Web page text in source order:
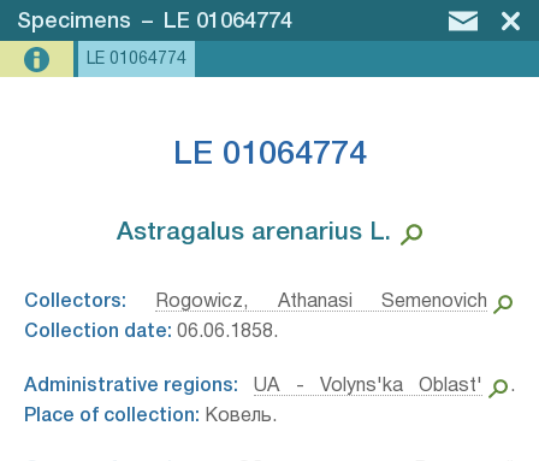
Specimens – LE 01064774
LE 01064774
LE 01064774
Astragalus arenarius L.⁣
Collectors:
Rogowicz, Athanasi Semenovich
Collection date: 06.06.1858.
Administrative regions: UA - Volyns'ka Oblast'
.
Place of collection: Ковель.